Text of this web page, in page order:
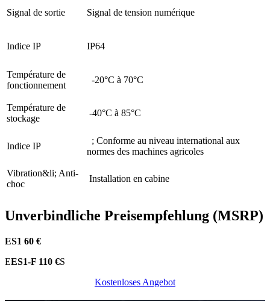
Signal de sortie Signal de tension numérique
Indice IP IP64
Température de
fonctionnement
-20°C à 70°C
Température de
stockage
-40°C à 85°C
Indice IP
; Conforme au niveau international aux
normes des machines agricoles
Vibration&li; Anti-
choc
Installation en cabine
Unverbindliche Preisempfehlung (MSRP)
ES1 60 €
EES1-F 110 €S
Kostenloses Angebot​​​​​​​​​​​​​​